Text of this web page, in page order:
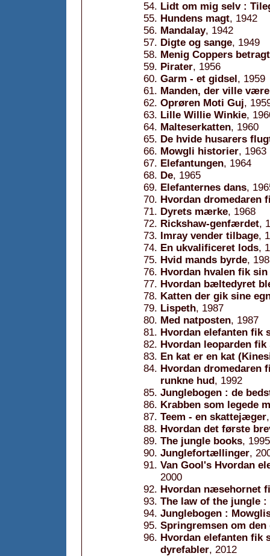
Lidt om mig selv :
Hundens magt, 1942
Mandalay, 1942
Digte og sange, 1949
Menig Coppers
Pirater, 1956
Garm - et gidsel, 1959
Manden, der ville
Oprøren Moti Guj,
Lille Willie Winkie,
Malteserkatten, 1960
De hvide husarers
Mowgli historier, 1963
Elefantungen, 1964
De, 1965
Elefanternes dans,
Hvordan dromedaren
Dyrets mærke, 1968
Rickshaw-genfærdet,
Imray vender tilbage,
En ukvalificeret lods,
Hvid mands byrde,
Hvordan hvalen fik
Hvordan bæltedyret
Katten der gik sine
Lispeth, 1987
Med natposten, 1987
Hvordan elefanten fik
Hvordan leoparden
En kat er en kat
Hvordan dromedaren
runkne hud, 1992
Junglebogen : de
Krabben som legede
Teem - en skattejæger
Hvordan det første
The jungle books, 1995
Junglefortællinger,
Van Gool's Hvordan
2000
Hvordan næsehornet
The law of the jungle
Junglebogen :
Springremsen om
Hvordan elefanten fik
dyrefabler, 2012